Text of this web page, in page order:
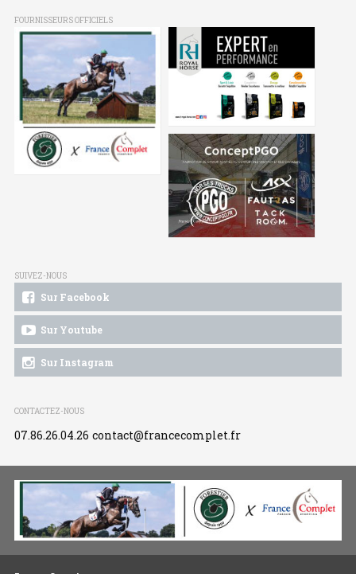
FOURNISSEURS OFFICIELS
SUIVEZ-NOUS
Sur Facebook
Sur Youtube
Sur Instagram
CONTACTEZ-NOUS
07.86.26.04.26 contact@francecomplet.fr